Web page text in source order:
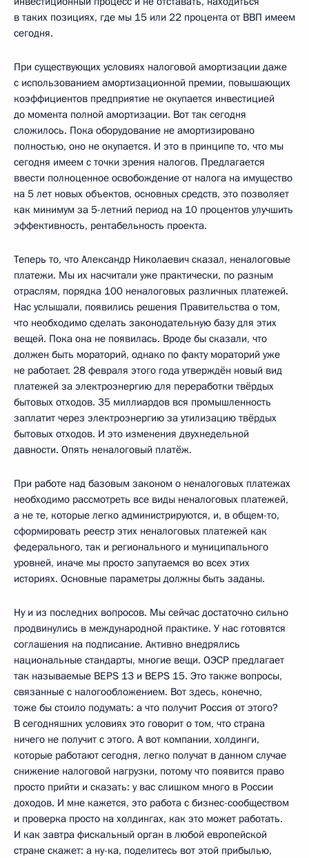
в таких позициях, где мы 15 или 22 процента от ВВП имеем
сегодня.
При существующих условиях налоговой амортизации даже
с использованием амортизационной премии, повышающих
коэффициентов предприятие не окупается инвестицией
до момента полной амортизации. Вот так сегодня
сложилось. Пока оборудование не амортизировано
полностью, оно не окупается. И это в принципе то, что мы
сегодня имеем с точки зрения налогов. Предлагается
ввести полноценное освобождение от налога на имущество
на 5 лет новых объектов, основных средств, это позволяет
как минимум за 5-летний период на 10 процентов улучшить
эффективность, рентабельность проекта.
Теперь то, что Александр Николаевич сказал, неналоговые
платежи. Мы их насчитали уже практически, по разным
отраслям, порядка 100 неналоговых различных платежей.
Нас услышали, появились решения Правительства о том,
что необходимо сделать законодательную базу для этих
вещей. Пока она не появилась. Вроде бы сказали, что
должен быть мораторий, однако по факту мораторий уже
не работает. 28 февраля этого года утверждён новый вид
платежей за электроэнергию для переработки твёрдых
бытовых отходов. 35 миллиардов вся промышленность
заплатит через электроэнергию за утилизацию твёрдых
бытовых отходов. И это изменения двухнедельной
давности. Опять неналоговый платёж.
При работе над базовым законом о неналоговых платежах
необходимо рассмотреть все виды неналоговых платежей,
а не те, которые легко администрируются, и, в общем-то,
сформировать реестр этих неналоговых платежей как
федерального, так и регионального и муниципального
уровней, иначе мы просто запутаемся во всех этих
историях. Основные параметры должны быть заданы.
Ну и из последних вопросов. Мы сейчас достаточно сильно
продвинулись в международной практике. У нас готовятся
соглашения на подписание. Активно внедрялись
национальные стандарты, многие вещи. ОЭСР предлагает
так называемые BEPS 13 и BEPS 15. Это также вопросы,
связанные с налогообложением. Вот здесь, конечно,
тоже бы стоило подумать: а что получит Россия от этого?
В сегодняшних условиях это говорит о том, что страна
ничего не получит с этого. А вот компании, холдинги,
которые работают сегодня, легко получат в данном случае
снижение налоговой нагрузки, потому что появится право
просто прийти и сказать: у вас слишком много в России
доходов. И мне кажется, это работа с бизнес-сообществом
и проверка просто на холдингах, как это может работать.
И как завтра фискальный орган в любой европейской
стране скажет: а ну-ка, поделитесь вот этой прибылью,